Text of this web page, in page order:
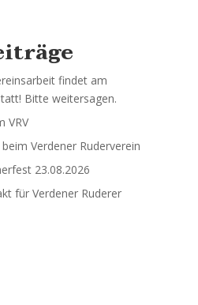
findet am
Bitte weitersagen.
VRV
Verdener Ruderverein
23.08.2026
für Verdener Ruderer